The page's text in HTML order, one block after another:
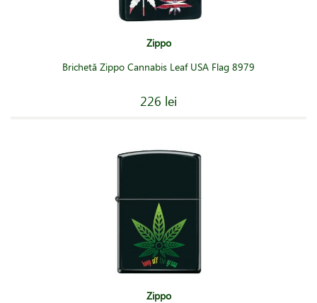
Zippo
Brichetă Zippo Cannabis Leaf USA Flag 8979
226 lei
Zippo